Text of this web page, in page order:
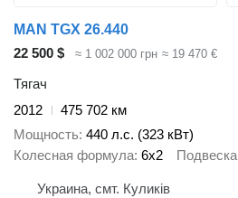
MAN TGX 26.440
22 500 $
≈ 1 002 000 грн ≈ 19 470 €
Тягач
2012
475 702 км
Мощность 440 л.с. (323 кВт)
Колесная формула 6x2 Подвеска
Украина, смт. Куликів